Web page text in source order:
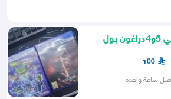
شريطين جديده لسوني 5و4دراغون بول
100
قبل ساعة واحدة